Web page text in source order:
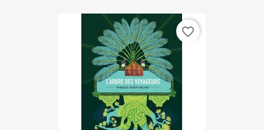
favorite_border